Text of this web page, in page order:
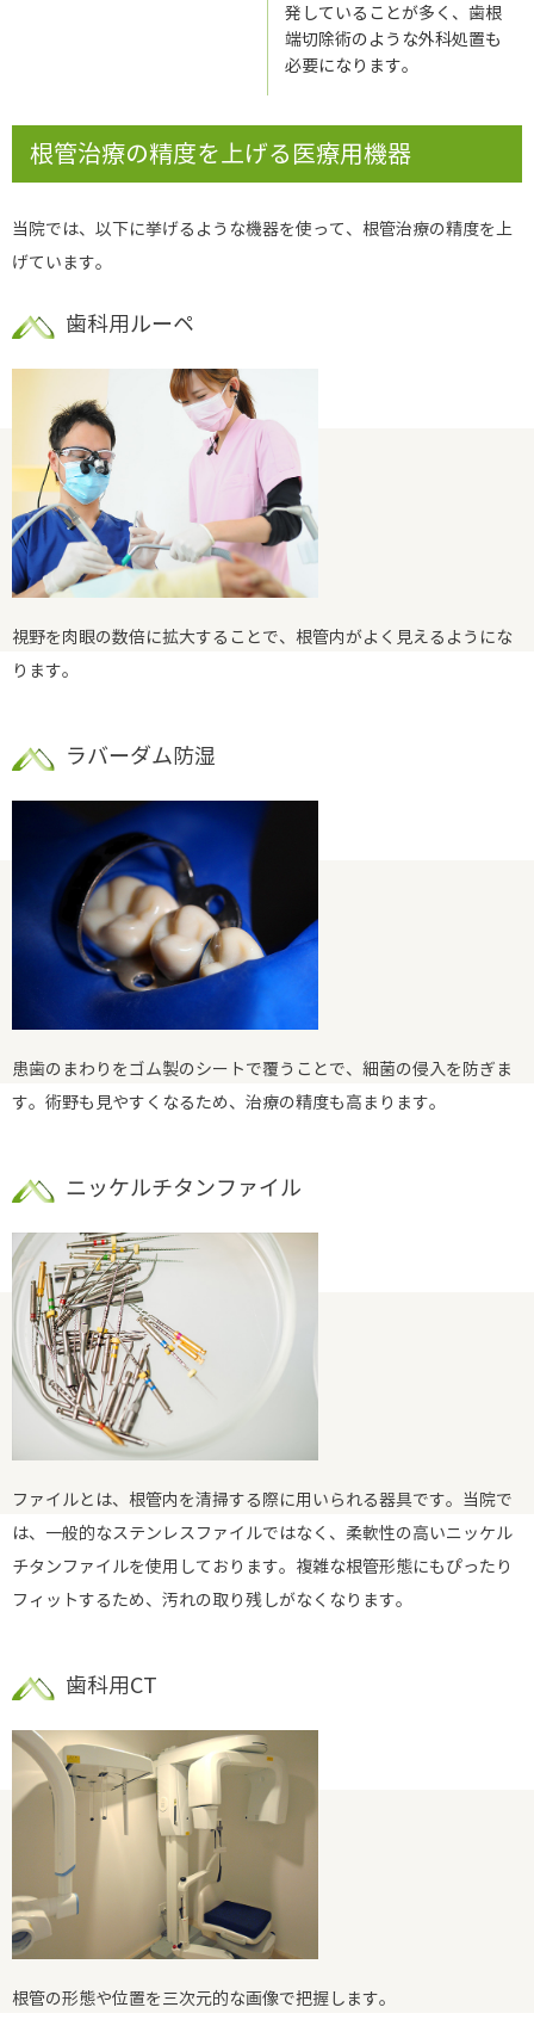
発していることが多く、歯根
端切除術のような外科処置も
必要になります。
根管治療の精度を上げる医療用機器
当院では、以下に挙げるような機器を使って、根管治療の精度を上
げています。
歯科用ルーペ
視野を肉眼の数倍に拡大することで、根管内がよく見えるようにな
ります。
ラバーダム防湿
患歯のまわりをゴム製のシートで覆うことで、細菌の侵入を防ぎま
す。術野も見やすくなるため、治療の精度も高まります。
ニッケルチタンファイル
ファイルとは、根管内を清掃する際に用いられる器具です。当院で
は、一般的なステンレスファイルではなく、柔軟性の高いニッケル
チタンファイルを使用しております。複雑な根管形態にもぴったり
フィットするため、汚れの取り残しがなくなります。
歯科用CT
根管の形態や位置を三次元的な画像で把握します。